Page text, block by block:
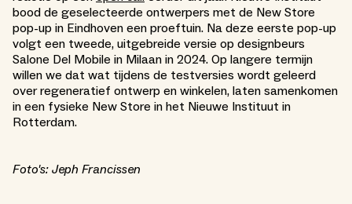
bood de geselecteerde ontwerpers met de New Store
pop-up in Eindhoven een proeftuin. Na deze eerste pop-up
volgt een tweede, uitgebreide versie op designbeurs
Salone Del Mobile in Milaan in 2024. Op langere termijn
willen we dat wat tijdens de testversies wordt geleerd
over regeneratief ontwerp en winkelen, laten samenkomen
in een fysieke New Store in het Nieuwe Instituut in
Rotterdam.
Foto's: Jeph Francissen